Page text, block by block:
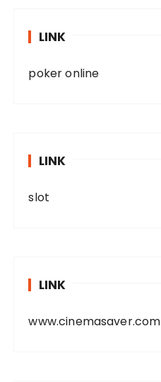
LINK
poker online
LINK
slot
LINK
www.cinemasaver.com